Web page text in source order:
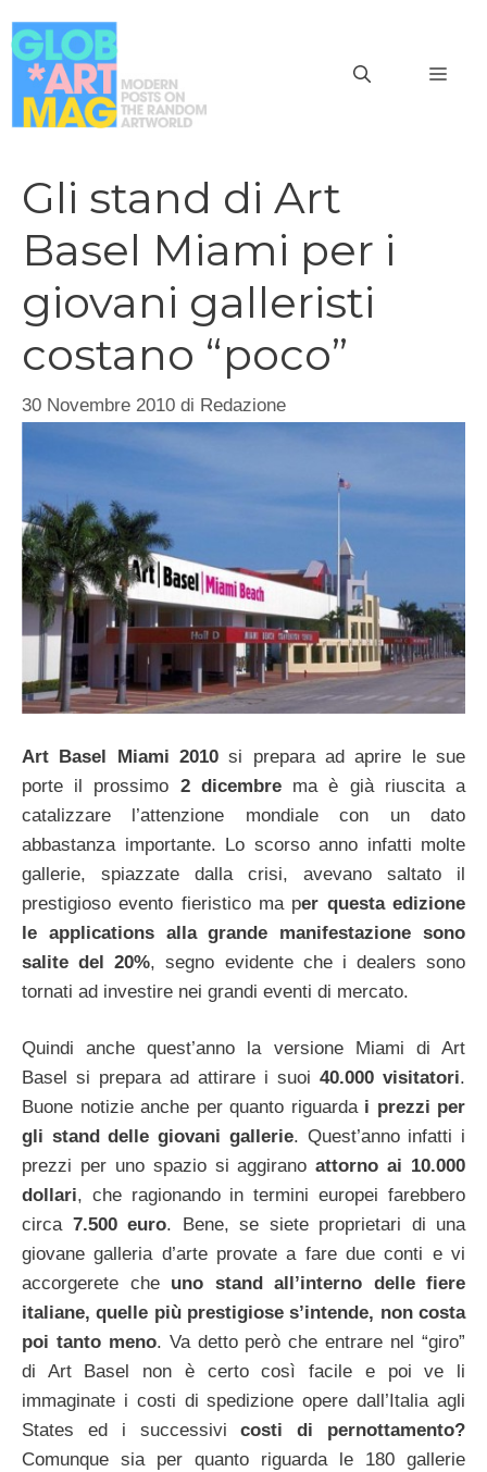
al
contenuto
Gli stand di Art
Basel Miami per i
giovani galleristi
costano “poco”
30 Novembre 2010 di Redazione
Art Basel Miami 2010si prepara ad aprire le sue
porte il prossimo 2 dicembre ma è già riuscita a
catalizzare l’attenzione mondiale con un dato
abbastanza importante. Lo scorso anno infatti molte
gallerie, spiazzate dalla crisi, avevano saltato il
prestigioso evento fieristico ma per questa edizione
le applications alla grande manifestazione sono
salite del 20%, segno evidente che i dealers sono
tornati ad investire nei grandi eventi di mercato.
Quindi anche quest’anno la versione Miami di Art
Basel si prepara ad attirare i suoi 40.000 visitatori.
Buone notizie anche per quanto riguarda i prezzi per
gli stand delle giovani gallerie. Quest’anno infatti i
prezzi per uno spazio si aggiranoattorno ai 10.000
dollari, che ragionando in termini europei farebbero
circa 7.500 euro.
Bene, se siete proprietari di una
giovane galleria d’arte provate a fare due conti e vi
accorgerete che uno stand all’interno delle fiere
italiane, quelle più prestigiose s’intende, non costa
poi tanto meno. Va detto però che entrare nel “giro”
di Art Basel non è certo così facile e poi ve li
immaginate i costi di spedizione opere dall’Italia agli
States ed i successivicosti di pernottamento?
Comunque sia per quanto riguarda le 180 gallerie